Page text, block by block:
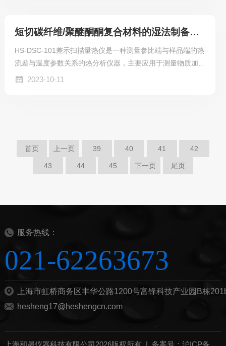
短切碳纤维/聚醚酮酮复合材料的湿法制备及性能研究
HS-DSC-101差示扫描量热仪是一种测量参比端与样品端的热
流差与温度参数关系的热分析仪器，主要应用于测量物质加热
或冷却过程中的各种特征参数：玻璃化转变温度Tg、氧化诱
2023-10-11
首页 上一页 39 40 41 42
43 44 45 下一页 尾页
服务热线：
021-62263673
上海市虹桥商务区丰华公路1200号富锋科技产业园B栋
hesheng17@heshengcn.com
上海和晟仪器科技有限公司2026版权所有 | 备案号：沪ICP备